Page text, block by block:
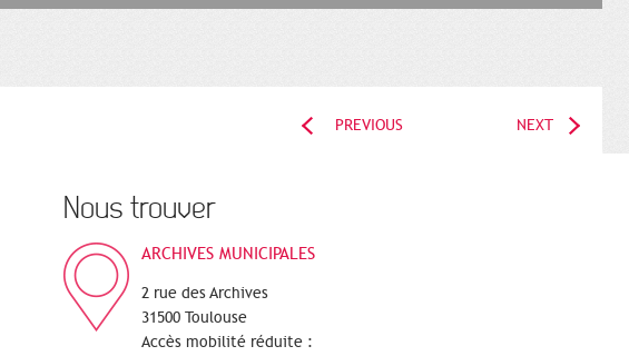
PREVIOUS NEXT
Nous trouver
ARCHIVES MUNICIPALES
2 rue des Archives
31500 Toulouse
Accès mobilité réduite :